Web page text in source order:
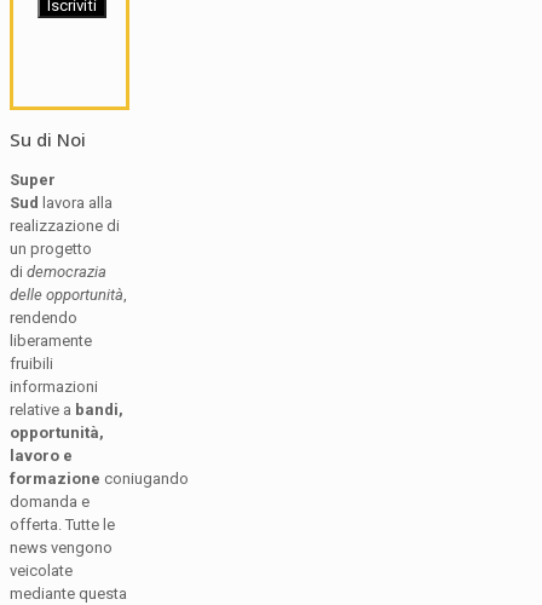
Su di Noi
Super
Sud lavora alla
realizzazione di
un progetto
di democrazia
delle opportunità
rendendo
liberamente
fruibili
informazioni
relative a bandi,
opportunità,
lavoro e
formazione coniugando
domanda e
offerta. Tutte le
news vengono
veicolate
mediante questa